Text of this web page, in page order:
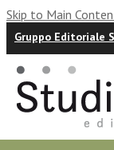
Skip to Main
Gruppo Editoriale